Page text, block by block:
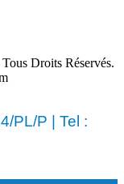
Droits Réservés.
PL/P | Tel :